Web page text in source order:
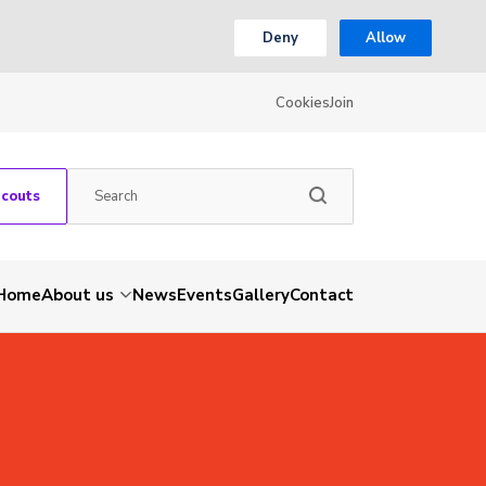
Deny Allow
CookiesJoin
About us NewsEventsGalleryContact